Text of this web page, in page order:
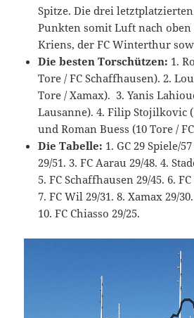
Spitze. Die drei
Punkten somit Luft nach oben
Kriens, der FC Winterthur
Die besten Torschützen: 1.
Tore / FC Schaffhausen). 2.
Tore / Xamax). 3. Yanis
Lausanne). 4. Filip Stojilkovic
und Roman Buess (10 Tore /
Die Tabelle: 1. GC 29 Spiele/
29/51. 3. FC Aarau 29/48. 4.
5. FC Schaffhausen 29/45. 6.
7. FC Wil 29/31. 8. Xamax 29/
10. FC Chiasso 29/25.